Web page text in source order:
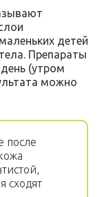
детей
Препараты
(утром
можно
после
сходят